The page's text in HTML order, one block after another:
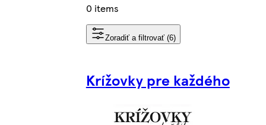
0 items
Zoradiť a filtrovať (6)
Krížovky pre každého